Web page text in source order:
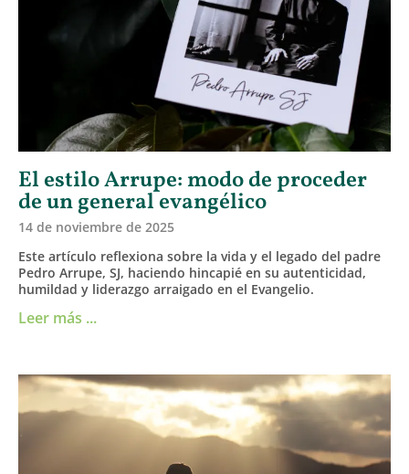
El estilo Arrupe: modo de proceder
de un general evangélico
14 de noviembre de 2025
Este artículo reflexiona sobre la vida y el legado del padre
Pedro Arrupe, SJ, haciendo hincapié en su autenticidad,
humildad y liderazgo arraigado en el Evangelio.
Leer más ...